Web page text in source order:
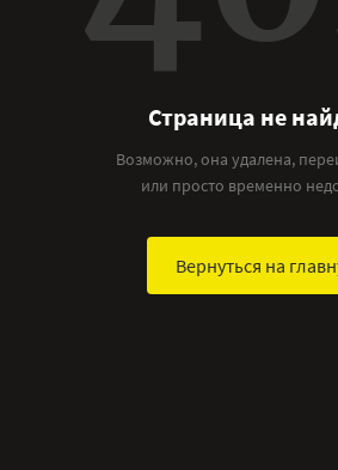
Страница не
Возможно, она удалена,
или просто временно
Вернуться на